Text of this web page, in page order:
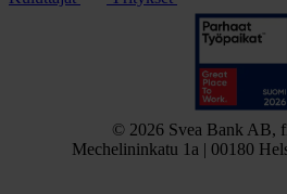
© 2026 Svea Bank AB,
Mechelininkatu 1a | 00180